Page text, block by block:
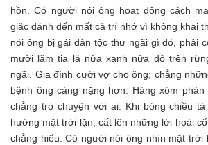
hồn. Có người nói ông hoạt động cách
giặc đánh đến mất cả trí nhớ vì không khai
nói ông bị gái dân tộc thư ngãi gì đó, phải
mười lăm tia lá nửa xanh nửa đỏ trên
ngãi. Gia đình cưới vợ cho ông; chẳng
bệnh ông càng nặng hơn. Hàng xóm
chẳng trò chuyện với ai. Khi bóng chiều
hướng mặt trời lặn, cất lên những lời hoài
chẳng hiểu. Có người nói ông nhìn mặt trời